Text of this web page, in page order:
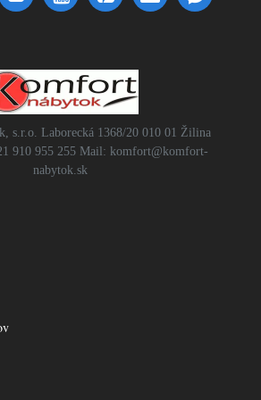
s.r.o. Laborecká 1368/20 010 01 Žilina
910 955 255 Mail: komfort@komfort-
nabytok.sk